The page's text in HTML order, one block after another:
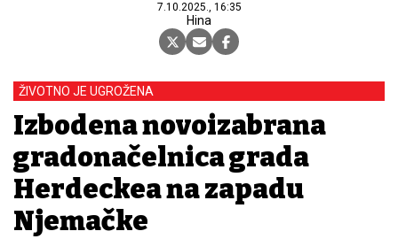
7.10.2025., 16:35
Hina
ŽIVOTNO JE UGROŽENA
Izbodena novoizabrana
gradonačelnica grada
Herdeckea na zapadu
Njemačke